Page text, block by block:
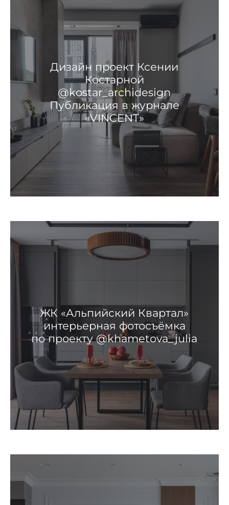
Дизайн проект Ксении
Костарной
@kostar_archidesign
Публикация в журнале
«VINCENT»
ЖК «Альпийский Квартал»
интерьерная фотосъёмка
по проекту @khametova_julia